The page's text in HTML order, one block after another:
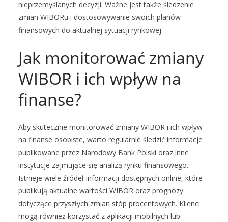
nieprzemyślanych decyzji. Ważne jest także śledzenie
zmian WIBORu i dostosowywanie swoich planów
finansowych do aktualnej sytuacji rynkowej.
Jak monitorować zmiany
WIBOR i ich wpływ na
finanse?
Aby skutecznie monitorować zmiany WIBOR i ich wpływ
na finanse osobiste, warto regularnie śledzić informacje
publikowane przez Narodowy Bank Polski oraz inne
instytucje zajmujące się analizą rynku finansowego.
Istnieje wiele źródeł informacji dostępnych online, które
publikują aktualne wartości WIBOR oraz prognozy
dotyczące przyszłych zmian stóp procentowych. Klienci
mogą również korzystać z aplikacji mobilnych lub